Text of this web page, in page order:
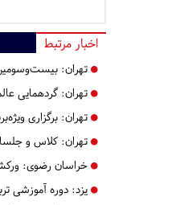
اخبار مرتبط
تهران: بیست‌وسومین
تهران: گردهمایی عالمان دینی دیار
تهران: برگزاری
تهران: کلاس و
خراسان رضوی:
یزد: دوره آموزشی